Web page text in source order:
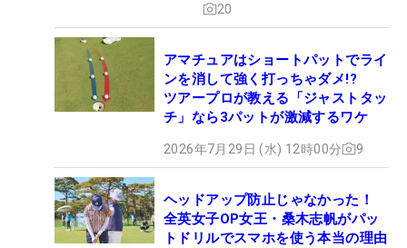
20
アマチュアはショートパットでライ
ンを消して強く打っちゃダメ!?
ツアープロが教える「ジャストタッ
チ」なら3パットが激減するワケ
2026年7月29日 (水) 12時00分 9
ヘッドアップ防止じゃなかった！
全英女子OP女王・桑木志帆がパッ
トドリルでスマホを使う本当の理由